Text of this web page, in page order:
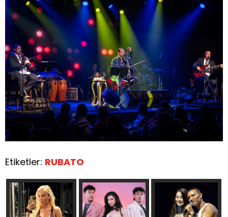
Etiketler: RUBATO